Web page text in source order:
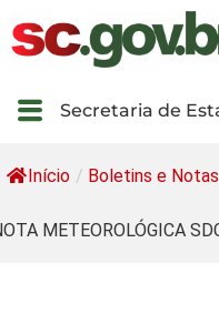
Secretaria de
Início / Boletins e Notas
METEOROLÓGICA